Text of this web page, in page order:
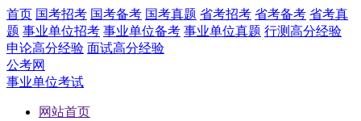
首页 国考招考 国考备考 国考真题 省考招考 省考备考 省考真
题 事业单位招考 事业单位备考 事业单位真题 行测高分经验
申论高分经验 面试高分经验
公考网
事业单位考试
网站首页